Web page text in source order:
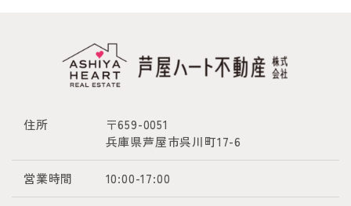
住所
〒659-0051
兵庫県芦屋市呉川町17-6
営業時間 10:00-17:00